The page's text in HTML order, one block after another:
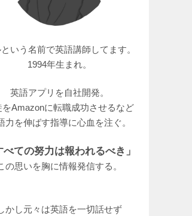
いう名前で英語講師してます。
1994年生まれ。
英語アプリを自社開発。
をAmazonに転職成功させるなど
力を伸ばす指導に心血を注ぐ。
べての努力は報われるべき」
の思いを胸に情報発信する。
かし元々は英語を一切話せず